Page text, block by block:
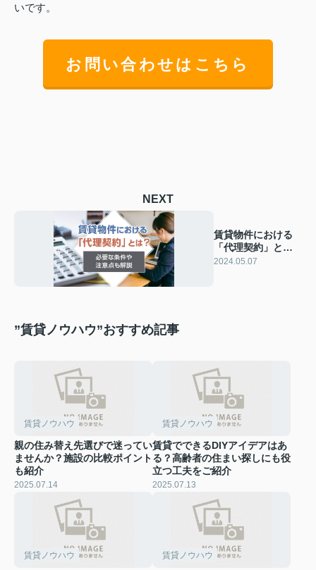
いです。
お問い合わせはこちら
NEXT
賃貸物件における
「代理契約」と
は？必要な条件や
2024.05.07
”賃貸ノウハウ”おすすめ記事
賃貸ノウハウ
親の住み替え先選びで迷ってい
ませんか？施設の比較ポイント
も紹介
2025.07.14
賃貸ノウハウ
賃貸でできるDIYアイデアはあ
る？高齢者の住まい探しにも役
立つ工夫をご紹介
2025.07.13
賃貸ノウハウ 賃貸ノウハウ